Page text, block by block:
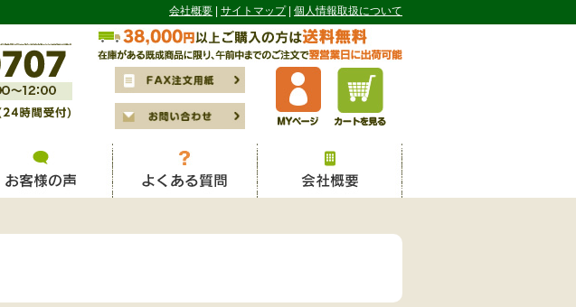
会社概要 サイトマップ 個人情報取扱について